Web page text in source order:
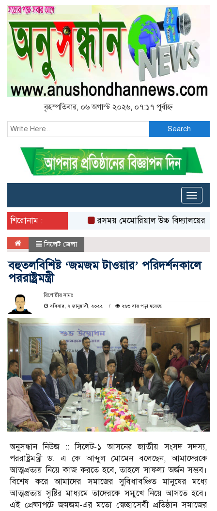
বৃহস্পতিবার, ০৬ অগাস্ট ২০২৬, ০৭:১৭ পূর্বাহ্ন
Search
Toggle
শিরোনাম :
রসময় মেমোরিয়াল উচ্চ বিদ্যালয়ের নতুন
সিলেট জেলা
বহুতলবিশিষ্ট ‘জমজম টাওয়ার’ পরিদর্শনকালে
পররাষ্ট্রমন্ত্রী
রিপোর্টার নামঃ
রবিবার, ২ জানুয়ারী, ২০২২
২৬৩ বার পড়া হয়েছে
অনুসন্ধান নিউজ :: সিলেট-১ আসনের জাতীয় সংসদ সদস্য,
পররাষ্ট্রমন্ত্রী ড. এ কে আব্দুল মোমেন বলেছেন, আমাদেরকে
আত্মপ্রত্যয় নিয়ে কাজ করতে হবে, তাহলে সাফল্য অর্জন সম্ভব।
বিশেষ করে আমাদের সমাজের সুবিধাবঞ্চিত মানুষের মধ্যে
আত্মপ্রত্যয় সৃষ্টির মাধ্যমে তাদেরকে সম্মুখে নিয়ে আসতে হবে।
এই প্রেক্ষাপটে জমজম-এর মতো স্বেচ্ছাসেবী প্রতিষ্ঠান সমাজের